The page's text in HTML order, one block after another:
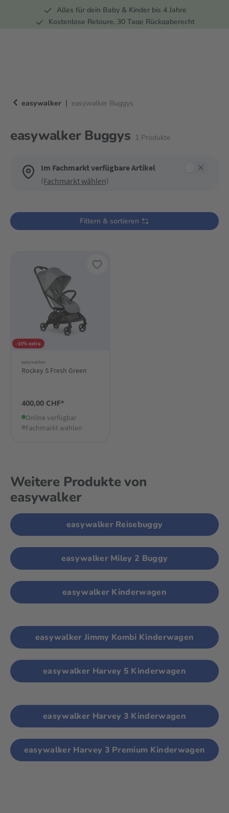
Zur Hauptnavigation springen
Alles für dein Baby & Kinder bis 4 Jahre
Kostenlose Retoure, 30 Tage Rückgaberecht
easywalker | easywalker Buggys
easywalker Buggys 1 Produkte
Im Fachmarkt verfügbare Artikel
(Fachmarkt wählen)
Filtern & sortieren
-15% extra
easywalker
Rockey S Fresh Green
400,00 CHF*
Online verfügbar
Fachmarkt wählen
Weitere Produkte von
easywalker
easywalker Reisebuggy
easywalker Miley 2 Buggy
easywalker Kinderwagen
easywalker Jimmy Kombi Kinderwagen
easywalker Harvey 5 Kinderwagen
easywalker Harvey 3 Kinderwagen
easywalker Harvey 3 Premium Kinderwagen